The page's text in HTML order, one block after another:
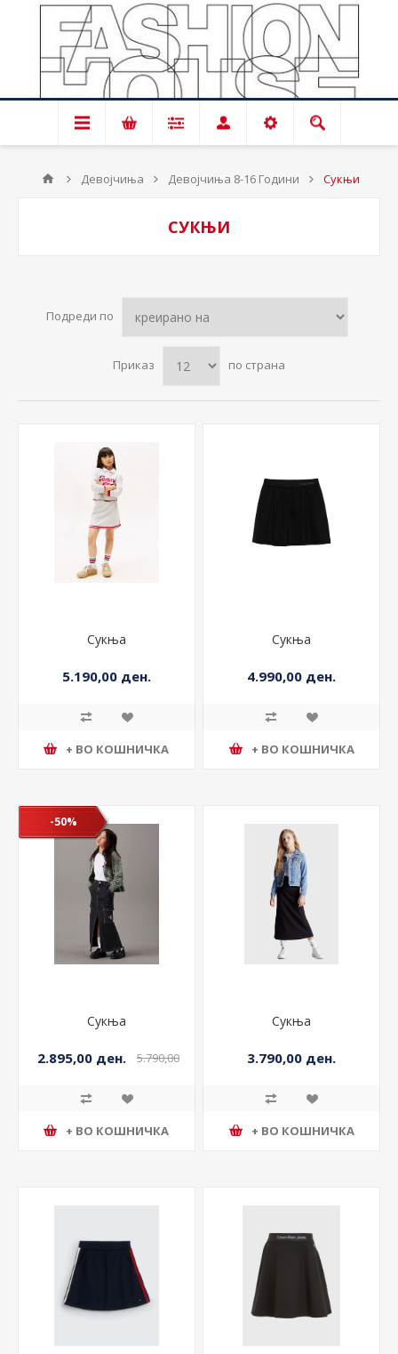
Девојчиња Девојчиња 8-16 Години Сукњи
СУКЊИ
Подреди по
Приказ по страна
Сукња
5.190,00 ден.
+ ВО КОШНИЧКА
Сукња
4.990,00 ден.
+ ВО КОШНИЧКА
-50%
Сукња
2.895,00 ден.
5.790,00
+ ВО КОШНИЧКА
Сукња
3.790,00 ден.
+ ВО КОШНИЧКА